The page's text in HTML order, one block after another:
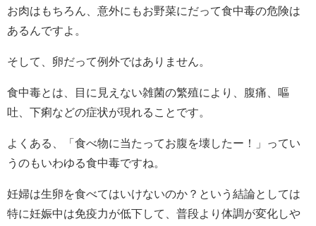
お肉はもちろん、意外にもお野菜にだって食中毒の危険は
あるんですよ。
そして、卵だって例外ではありません。
食中毒とは、目に見えない雑菌の繁殖により、腹痛、嘔
吐、下痢などの症状が現れることです。
よくある、「食べ物に当たってお腹を壊したー！」ってい
うのもいわゆる食中毒ですね。
妊婦は生卵を食べてはいけないのか？という結論としては
特に妊娠中は免疫力が低下して、普段より体調が変化しや